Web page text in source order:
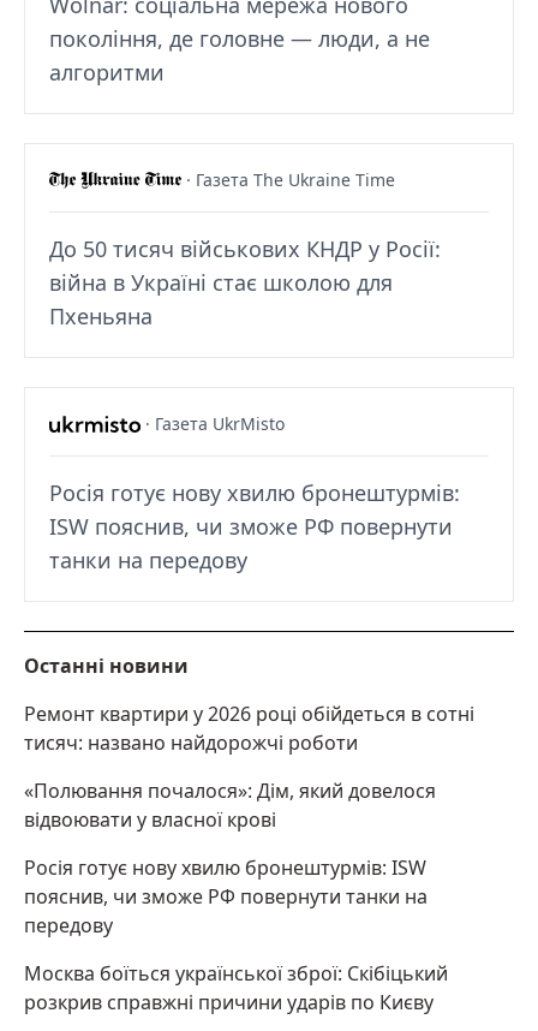
покоління, де головне — люди, а не
алгоритми
· Газета The Ukraine Time
До 50 тисяч військових КНДР у Росії:
війна в Україні стає школою для
Пхеньяна
· Газета UkrMisto
Росія готує нову хвилю бронештурмів:
ISW пояснив, чи зможе РФ повернути
танки на передову
Останні новини
Ремонт квартири у 2026 році обійдеться в сотні
тисяч: названо найдорожчі роботи
«Полювання почалося»: Дім, який довелося
відвоювати у власної крові
Росія готує нову хвилю бронештурмів: ISW
пояснив, чи зможе РФ повернути танки на
передову
Москва боїться української зброї: Скібіцький
розкрив справжні причини ударів по Києву